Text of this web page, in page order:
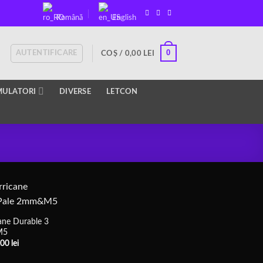
Română English
AUTENTIFICARE COȘ / 0,00 LEI 0
DIVERSE LETCON
Durable 3
lei